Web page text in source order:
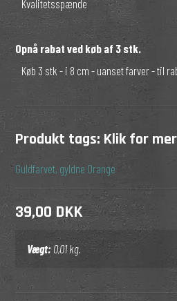
Kvalitetsspænde
Opnå rabat ved køb af 3 stk.
Køb 3 stk - i 8 cm - uanset farver - til
Produkt tags: Klik for
Guldfarvet, gyldne Orange
39,00 DKK
Vægt: 0,01kg.